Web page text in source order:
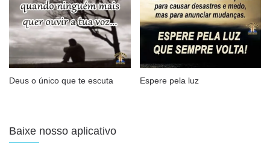
Deus o único que te escuta Espere pela luz
Baixe nosso aplicativo